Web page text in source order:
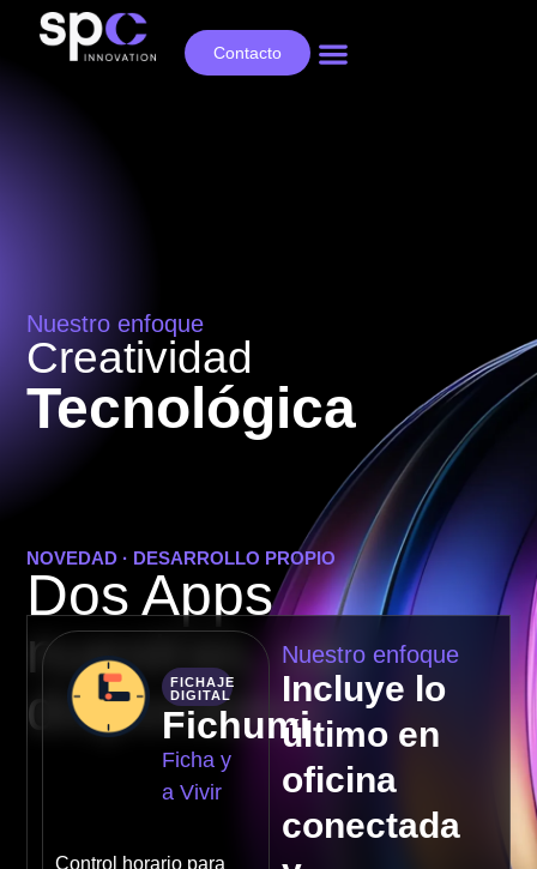
Contacto
Nuestro enfoque
Creatividad
Tecnológica
NOVEDAD · DESARROLLO PROPIO
Dos Apps
nuestras, ya
disponibles
FICHAJE
DIGITAL
Fichumi
Ficha y
a Vivir
Control horario para
Nuestro enfoque
Incluye lo
último en
oficina
conectada